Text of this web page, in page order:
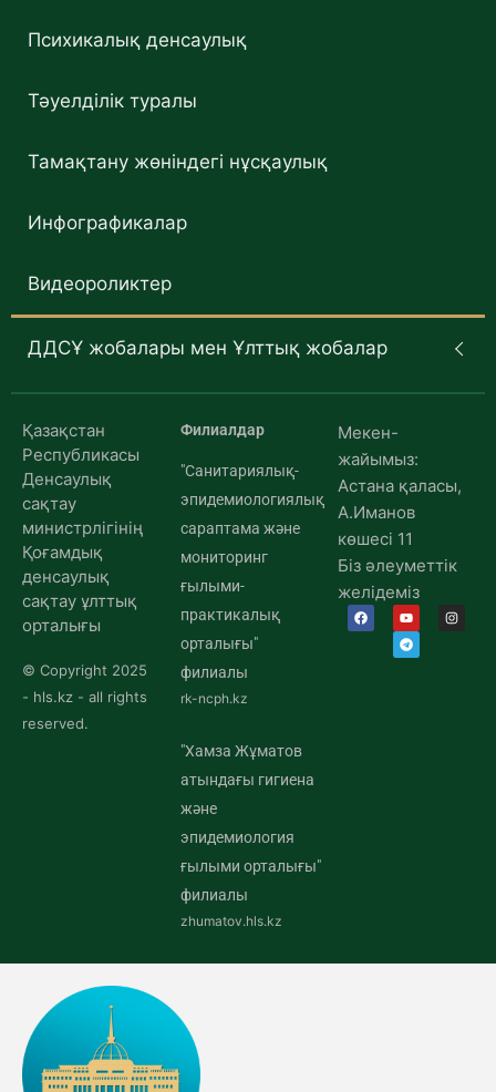
Психикалық денсаулық
Тәуелділік туралы
Тамақтану жөніндегі нұсқаулық
Инфографикалар
Видеороликтер
ДДСҰ жобалары мен Ұлттық жобалар
Қазақстан
Республикасы
Денсаулық
сақтау
министрлігінің
Қоғамдық
денсаулық
сақтау ұлттық
орталығы
© Copyright 2025
- hls.kz - all rights
reserved.
Филиалдар
"Санитариялық-
эпидемиологиялық
сараптама және
мониторинг
ғылыми-
практикалық
орталығы"
филиалы
rk-ncph.kz
"Хамза Жұматов
атындағы гигиена
және
эпидемиология
ғылыми орталығы"
филиалы
zhumatov.hls.kz
Мекен-
жайымыз:
Астана қаласы,
А.Иманов
көшесі 11
Біз әлеуметтік
желідеміз